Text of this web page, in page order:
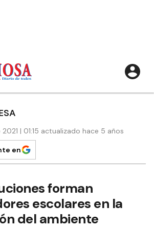
2021 | 01:15 actualizado hace 5 años
en
forman
escolares en la
del ambiente